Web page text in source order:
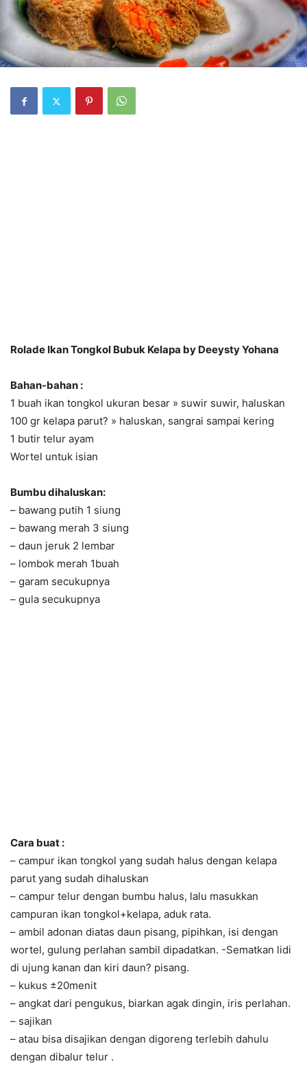
Rolade Ikan Tongkol Bubuk Kelapa by Deeysty Yohana
Bahan-bahan :
1 buah ikan tongkol ukuran besar » suwir suwir, haluskan
100 gr kelapa parut? » haluskan, sangrai sampai kering
1 butir telur ayam
Wortel untuk isian
Bumbu dihaluskan:
– bawang putih 1 siung
– bawang merah 3 siung
– daun jeruk 2 lembar
– lombok merah 1buah
– garam secukupnya
– gula secukupnya
Cara buat :
– campur ikan tongkol yang sudah halus dengan kelapa
parut yang sudah dihaluskan
– campur telur dengan bumbu halus, lalu masukkan
campuran ikan tongkol+kelapa, aduk rata.
– ambil adonan diatas daun pisang, pipihkan, isi dengan
wortel, gulung perlahan sambil dipadatkan. -Sematkan lidi
di ujung kanan dan kiri daun? pisang.
– kukus ±20menit
– angkat dari pengukus, biarkan agak dingin, iris perlahan.
– sajikan
– atau bisa disajikan dengan digoreng terlebih dahulu
dengan dibalur telur .